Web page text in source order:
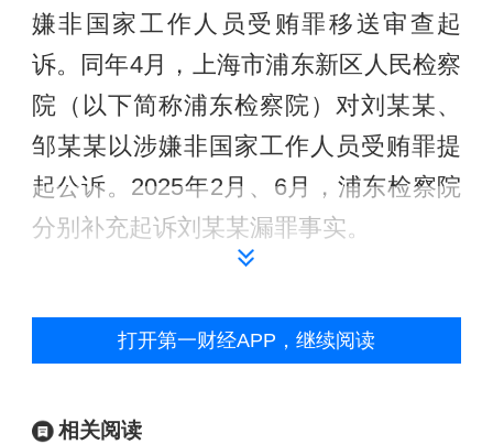
嫌非国家工作人员受贿罪移送审查起
诉。同年4月，上海市浦东新区人民检察
院（以下简称浦东检察院）对刘某某、
邹某某以涉嫌非国家工作人员受贿罪提
起公诉。2025年2月、6月，浦东检察院
分别补充起诉刘某某漏罪事实。
被告人刘某某犯非国家工作人员受贿
人民币三百万元；以被告人邹某某犯非
打开第一财经APP，继续阅读
相关阅读